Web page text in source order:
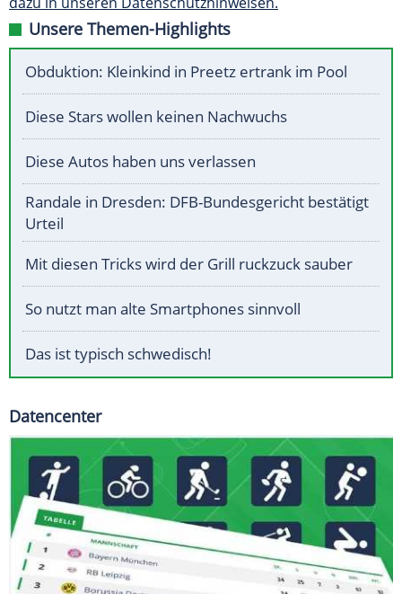
Unsere Themen-Highlights
Obduktion: Kleinkind in Preetz ertrank im Pool
Diese Stars wollen keinen Nachwuchs
Diese Autos haben uns verlassen
Randale in Dresden: DFB-Bundesgericht bestätigt
Urteil
Mit diesen Tricks wird der Grill ruckzuck sauber
So nutzt man alte Smartphones sinnvoll
Das ist typisch schwedisch!
Datencenter